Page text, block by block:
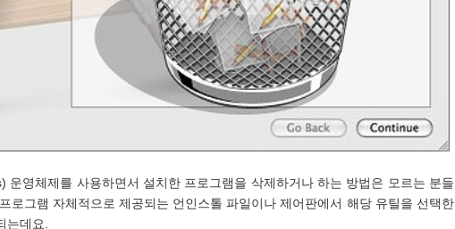
운영체제를 사용하면서 설치한 프로그램을 삭제하거나 하는 방법은 모르는 분들
로그램 자체적으로 제공되는 언인스톨 파일이나 제어판에서 해당 유틸을 선택한
는데요.